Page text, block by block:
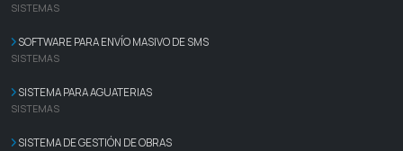
SISTEMAS
SOFTWARE PARA ENVÍO MASIVO DE SMS
SISTEMAS
SISTEMA PARA AGUATERIAS
SISTEMAS
SISTEMA DE GESTIÓN DE OBRAS